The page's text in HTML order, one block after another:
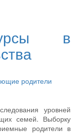
в
родители
уровней
семей. Выборку
родители в